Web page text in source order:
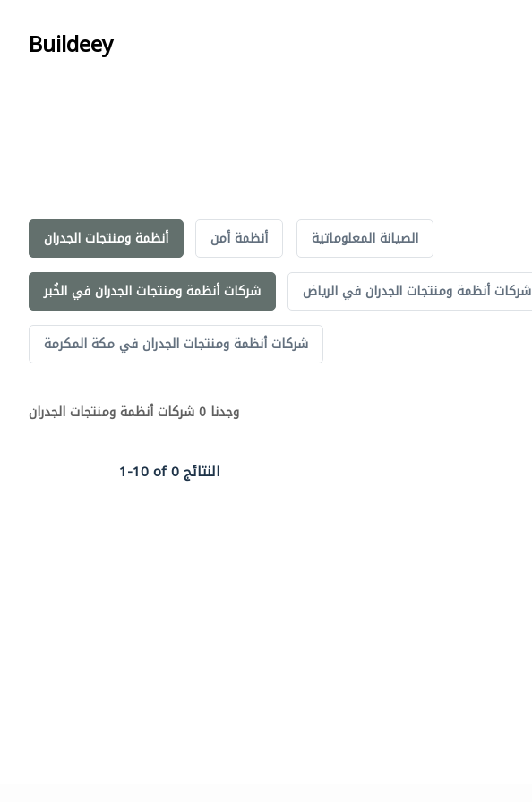
Buildeey
أنظمة ومنتجات الجدران أنظمة أمن الصيانة المعلوماتية
شركات أنظمة ومنتجات الجدران في الخُبر شركات أنظمة ومنتجات الجدران في الرياض
شركات أنظمة ومنتجات الجدران في مكة المكرمة
وجدنا 0 شركات أنظمة ومنتجات الجدران
1-10 of 0 النتائج